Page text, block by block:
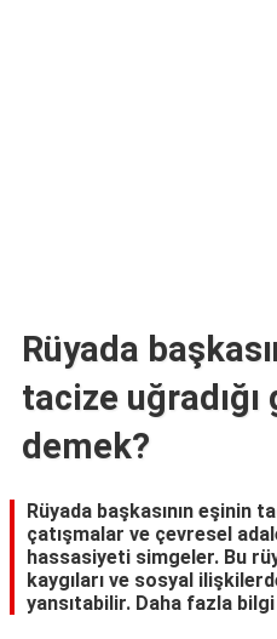
Rüyada
tacize
demek?
Rüyada başkasının eşinin
çatışmalar ve çevresel
hassasiyeti simgeler. Bu
kaygıları ve sosyal
yansıtabilir. Daha fazla